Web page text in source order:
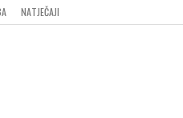
NATJEČAJI